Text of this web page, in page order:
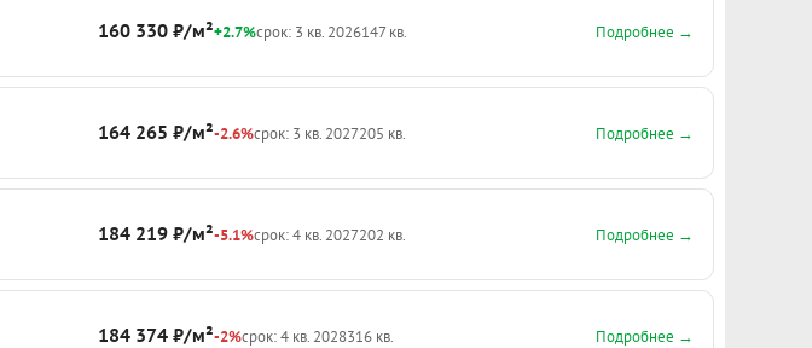
160 330 ₽/м²+2.7%срок: 3 кв. 2026147 кв. Подробнее →
164 265 ₽/м²-2.6%срок: 3 кв. 2027205 кв. Подробнее →
184 219 ₽/м²-5.1%срок: 4 кв. 2027202 кв. Подробнее →
184 374 ₽/м²-2%срок: 4 кв. 2028316 кв. Подробнее →